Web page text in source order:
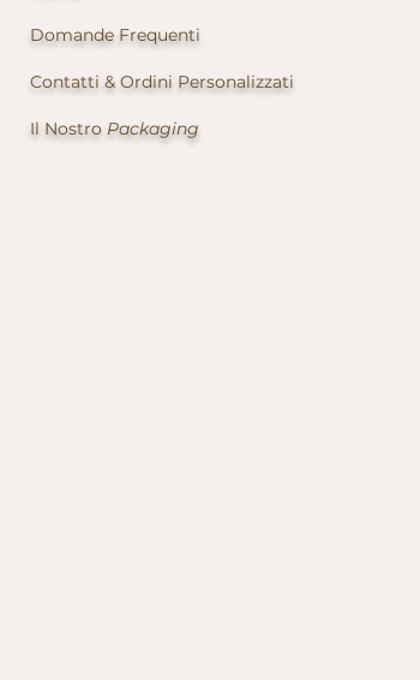
Domande Frequenti
Contatti & Ordini Personalizzati
Il Nostro Packaging